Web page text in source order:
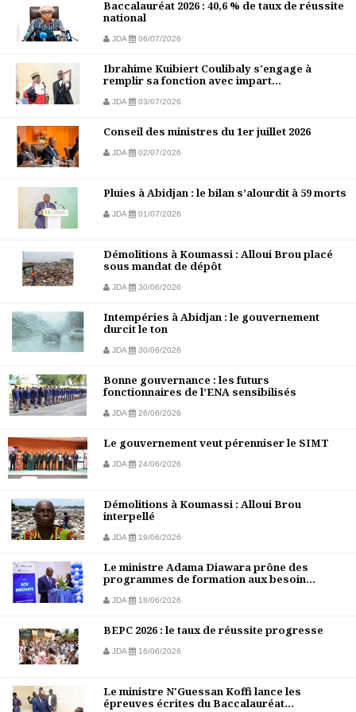
Baccalauréat 2026 : 40,6 % de taux de réussite
national
JDA 06/07/2026
Ibrahime Kuibiert Coulibaly s'engage à
remplir sa fonction avec impart...
JDA 03/07/2026
Conseil des ministres du 1er juillet 2026
JDA 02/07/2026
Pluies à Abidjan : le bilan s’alourdit à 59 morts
JDA 01/07/2026
Démolitions à Koumassi : Alloui Brou placé
sous mandat de dépôt
JDA 30/06/2026
Intempéries à Abidjan : le gouvernement
durcit le ton
JDA 30/06/2026
Bonne gouvernance : les futurs
fonctionnaires de l’ENA sensibilisés
JDA 26/06/2026
Le gouvernement veut pérenniser le SIMT
JDA 24/06/2026
Démolitions à Koumassi : Alloui Brou
interpellé
JDA 19/06/2026
Le ministre Adama Diawara prône des
programmes de formation aux besoin...
JDA 18/06/2026
BEPC 2026 : le taux de réussite progresse
JDA 16/06/2026
Le ministre N'Guessan Koffi lance les
épreuves écrites du Baccalauréat...